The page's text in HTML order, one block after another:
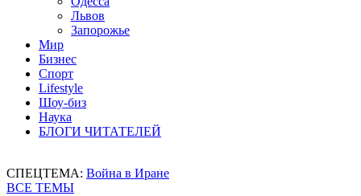
Львов
Запорожье
Мир
Бизнес
Спорт
Lifestyle
Шоу-биз
Наука
БЛОГИ ЧИТАТЕЛЕЙ
СПЕЦТЕМА: Война в Иране
ВСЕ ТЕМЫ